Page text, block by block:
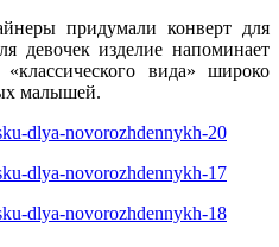
придумали конверт для
девочек изделие напоминает
вида» широко
малышей.